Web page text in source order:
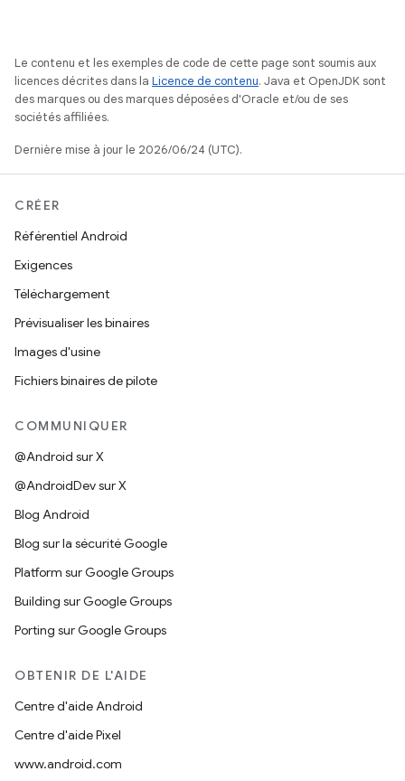
Le contenu et les exemples de code de cette page sont soumis aux
licences décrites dans la Licence de contenu. Java et OpenJDK sont
des marques ou des marques déposées d'Oracle et/ou de ses
sociétés affiliées.
Dernière mise à jour le 2026/06/24 (UTC).
CRÉER
Référentiel Android
Exigences
Téléchargement
Prévisualiser les binaires
Images d'usine
Fichiers binaires de pilote
COMMUNIQUER
@Android sur X
@AndroidDev sur X
Blog Android
Blog sur la sécurité Google
Platform sur Google Groups
Building sur Google Groups
Porting sur Google Groups
OBTENIR DE L'AIDE
Centre d'aide Android
Centre d'aide Pixel
www.android.com